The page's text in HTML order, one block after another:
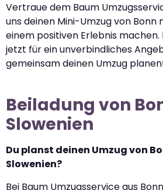
Vertraue dem Baum
uns deinen Mini-Umzug von Bonn
einem positiven Erlebnis
jetzt für ein unverbindliches
gemeinsam deinen Umzug
Beiladung von
Slowenien
Du planst deinen Umzug von
Slowenien?
Bei Baum Umzugsservice aus